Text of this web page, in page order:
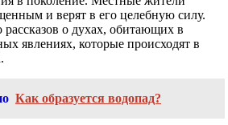
и верят в его целебную силу.
о духах, обитающих в
явлениях, которые происходят в
Как образуется водопад?